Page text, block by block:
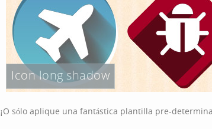
Icon long shadow
¡O sólo aplique una fantástica plantilla pre-